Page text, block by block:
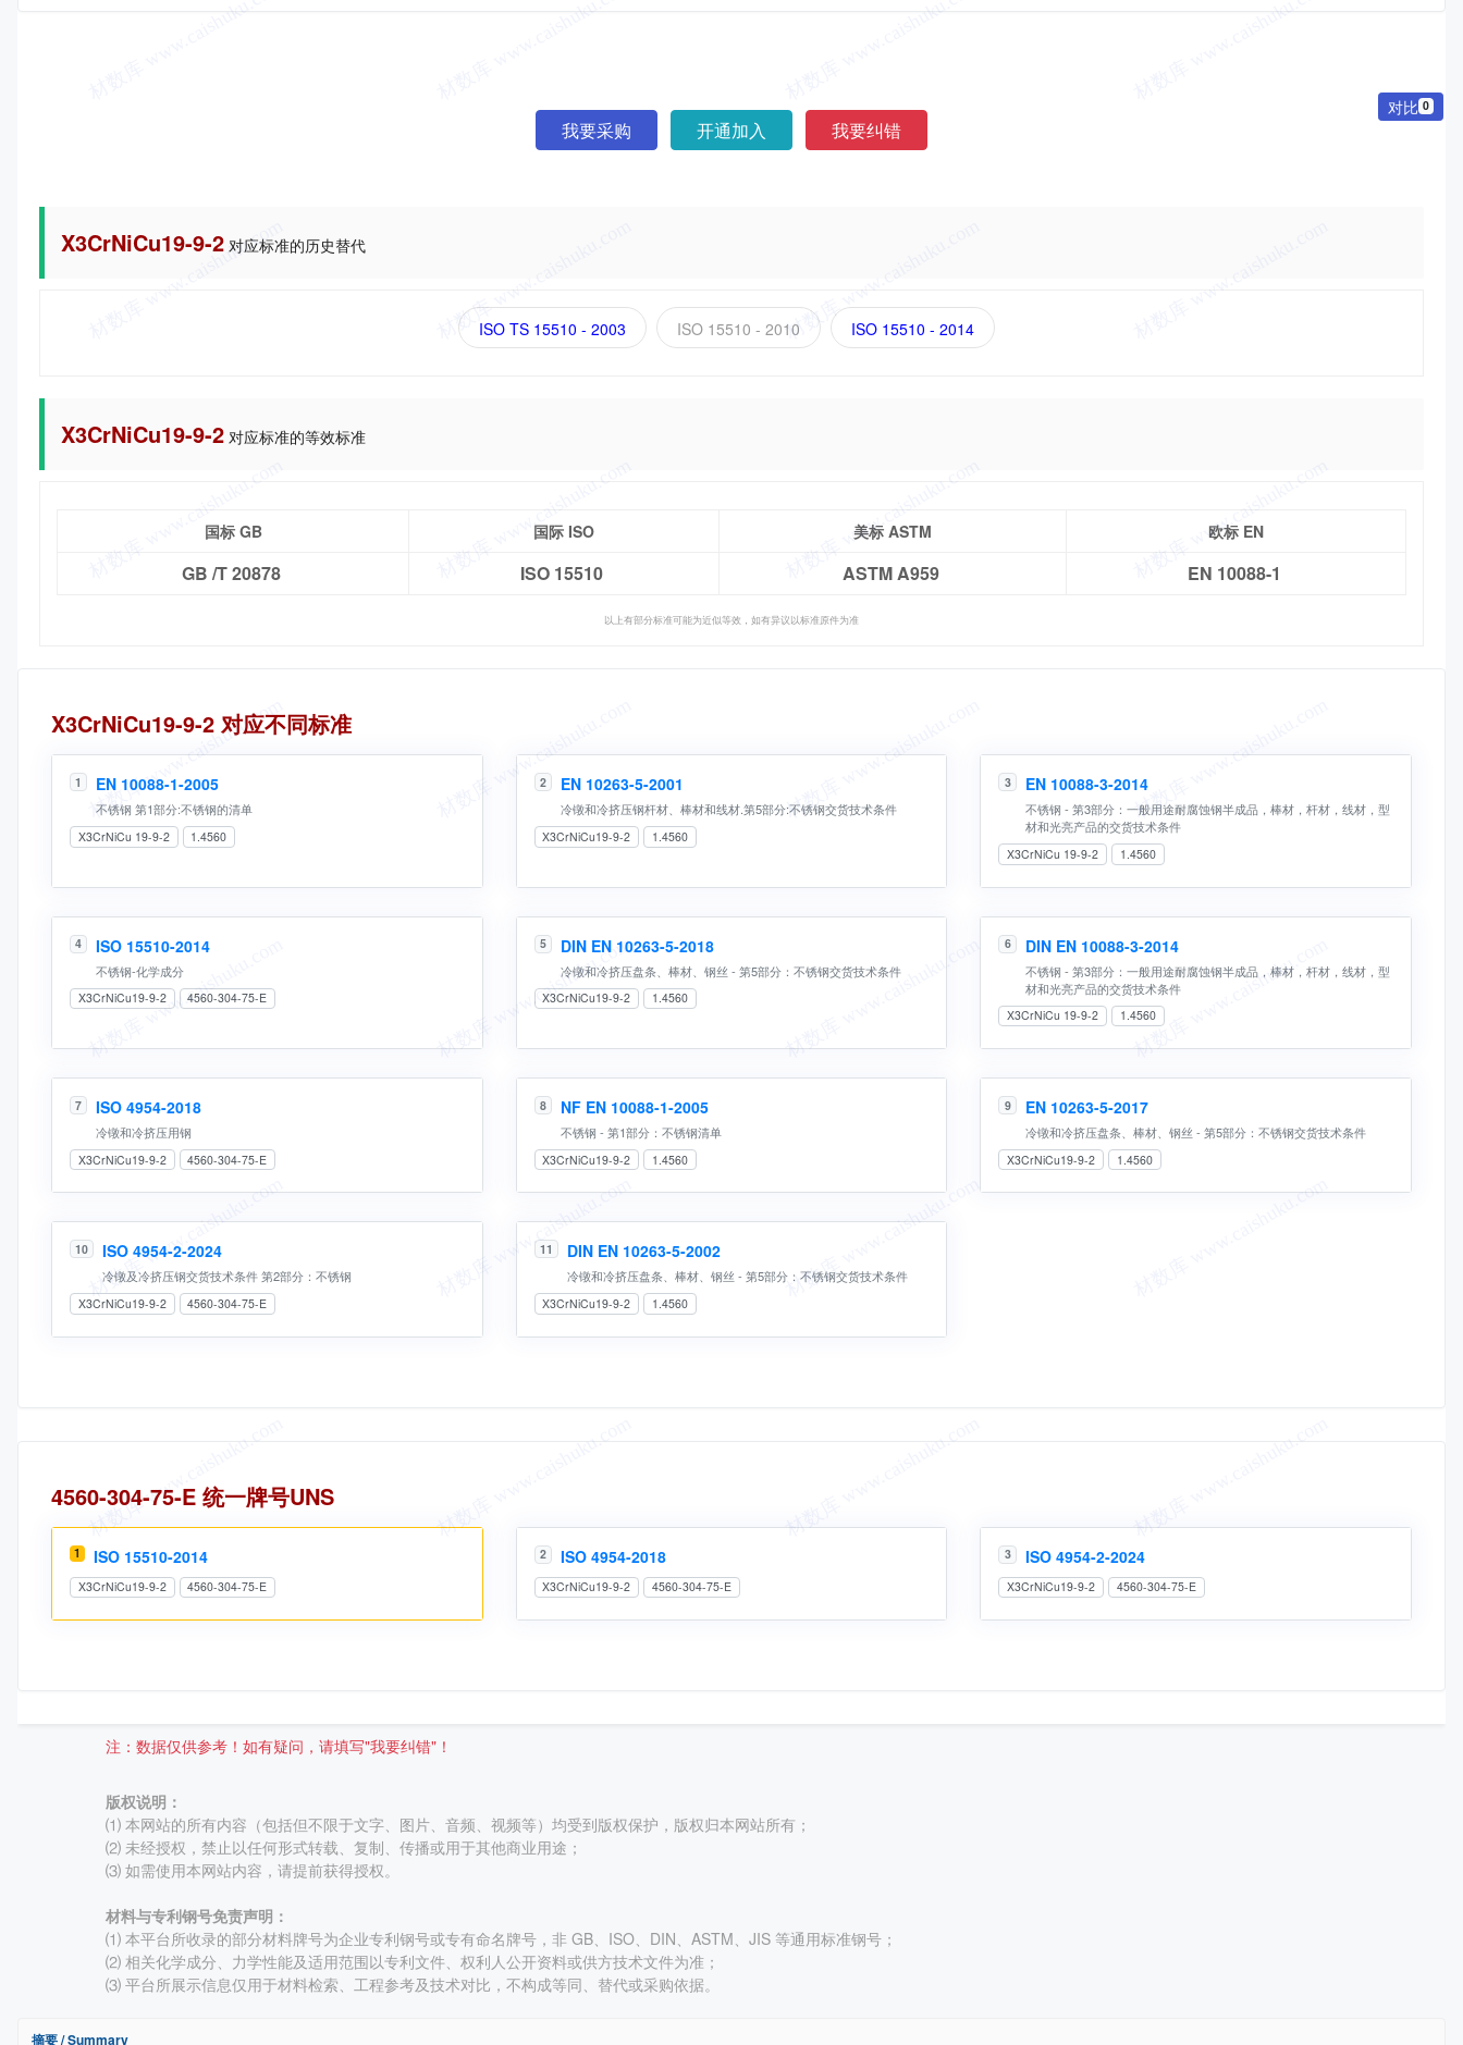
我要采购 开通加入 我要纠错
X3CrNiCu19-9-2 对应标准的历史替代
ISO TS 15510 - 2003 ISO 15510 - 2010 ISO 15510 - 2014
X3CrNiCu19-9-2 对应标准的等效标准
国标 GB 国际 ISO 美标 ASTM 欧标 EN
GB /T 20878 ISO 15510 ASTM A959 EN 10088-1
以上有部分标准可能为近似等效，如有异议以标准原件为准
同名标准
X3CrNiCu19-9-2 对应不同标准
1 EN 10088-1-2005
不锈钢 第1部分:不锈钢的清单
X3CrNiCu 19-9-2 1.4560
2 EN 10263-5-2001
冷镦和冷挤压钢杆材、棒材和线材.第5部分:不锈钢交货技术条件
X3CrNiCu19-9-2 1.4560
3 EN 10088-3-2014
不锈钢 - 第3部分：一般用途耐腐蚀钢半成品，棒材，杆材，线材，型
材和光亮产品的交货技术条件
X3CrNiCu 19-9-2 1.4560
4 ISO 15510-2014
不锈钢-化学成分
X3CrNiCu19-9-2 4560-304-75-E
5 DIN EN 10263-5-2018
冷镦和冷挤压盘条、棒材、钢丝 - 第5部分：不锈钢交货技术条件
X3CrNiCu19-9-2 1.4560
6 DIN EN 10088-3-2014
不锈钢 - 第3部分：一般用途耐腐蚀钢半成品，棒材，杆材，线材，型
材和光亮产品的交货技术条件
X3CrNiCu 19-9-2 1.4560
7 ISO 4954-2018
冷镦和冷挤压用钢
X3CrNiCu19-9-2 4560-304-75-E
8 NF EN 10088-1-2005
不锈钢 - 第1部分：不锈钢清单
X3CrNiCu19-9-2 1.4560
9 EN 10263-5-2017
冷镦和冷挤压盘条、棒材、钢丝 - 第5部分：不锈钢交货技术条件
X3CrNiCu19-9-2 1.4560
10 ISO 4954-2-2024
冷镦及冷挤压钢交货技术条件 第2部分：不锈钢
X3CrNiCu19-9-2 4560-304-75-E
11 DIN EN 10263-5-2002
冷镦和冷挤压盘条、棒材、钢丝 - 第5部分：不锈钢交货技术条件
X3CrNiCu19-9-2 1.4560
统一牌号
4560-304-75-E 统一牌号UNS
1 ISO 15510-2014
X3CrNiCu19-9-2 4560-304-75-E
2 ISO 4954-2018
X3CrNiCu19-9-2 4560-304-75-E
3 ISO 4954-2-2024
X3CrNiCu19-9-2 4560-304-75-E
注：数据仅供参考！如有疑问，请填写"我要纠错"！
版权说明：
⑴ 本网站的所有内容（包括但不限于文字、图片、音频、视频等）均受到版权保护，版权归本网站所有；
⑵ 未经授权，禁止以任何形式转载、复制、传播或用于其他商业用途；
⑶ 如需使用本网站内容，请提前获得授权。
材料与专利钢号免责声明：
⑴ 本平台所收录的部分材料牌号为企业专利钢号或专有命名牌号，非 GB、ISO、DIN、ASTM、JIS 等通用标准钢号；
⑵ 相关化学成分、力学性能及适用范围以专利文件、权利人公开资料或供方技术文件为准；
⑶ 平台所展示信息仅用于材料检索、工程参考及技术对比，不构成等同、替代或采购依据。
摘要 / Summary
对比 0